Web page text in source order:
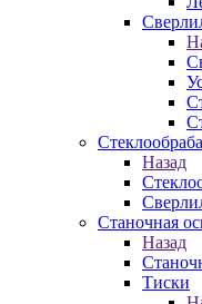
Назад
Станочная
Назад
Тиски